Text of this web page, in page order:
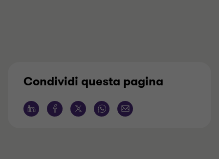
Condividi questa pagina